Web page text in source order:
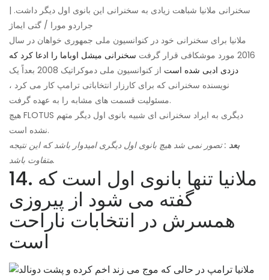
سخنرانی ملانیا شباهت زیادی به سخنرانی این بانوی اول دیگر داشت. |
جراردو مورا / گتی ایماژ
ملانیا برای سخنرانی خود در کنوانسیون ملی جمهوری خواهان در سال
2016 مورد موشکافی قرار گرفت
سخنرانی میشل اوباما را ادعا کرد که
دزدی ادبی شده است
از کنوانسیون ملی دموکراتیک 2008 بعداً یک
نویسنده سخنرانی که برای کارزار انتخاباتی ترامپ کار می کرد ،
مسئولیت قسمت های مشابه را به عهده گرفت.
هیچ FLOTUS دیگری به ایراد سخنرانی ای شبیه بانوی اول دیگر متهم
نشده است.
بعد : تصور نمی شد هیچ بانوی اول دیگری امیدوار باشد که این نتیجه
متفاوت باشد.
14. ملانیا تنها بانوی اول است که
گفته می شود از پیروزی
همسرش در انتخابات ناراحت
است